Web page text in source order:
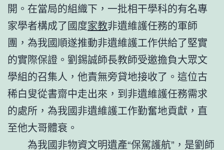
開。在當局的組織下，一批相干學科的有名專
家學者構成了國度家教非遺維護任務的軍師
團，為我國順遂推動非遺維護工作供給了堅實
的實際保證。劉錫誠師長教師受邀擔負大眾文
學組的召集人，他責無旁貸地接收了。這位古
稀白叟從書齋中走出來，到非遺維護任務需求
的處所，為我國非遺維護工作勤奮地貢獻，直
至他大哥體衰。
為我國非物資文明遺產“保駕護航”，是劉師